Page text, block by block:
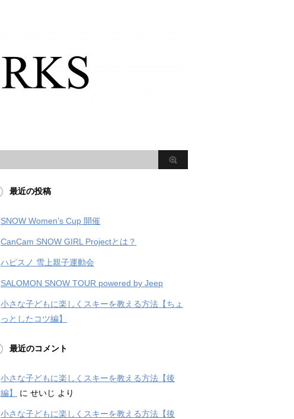
最近の投稿
SNOW Women’s Cup 開催
CanCam SNOW GIRL Projectとは？
ハピスノ 雪上親子運動会
SALOMON SNOW TOUR powered by Jeep
小さな子どもに楽しくスキーを教える方法【ちょ
っとしたコツ編】
最近のコメント
小さな子どもに楽しくスキーを教える方法【後
編】
に せいじ より
小さな子どもに楽しくスキーを教える方法【後